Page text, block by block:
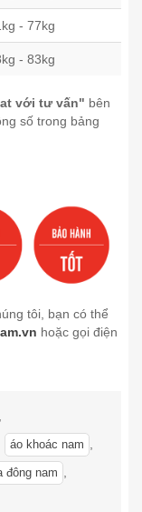
- 77kg
- 83kg
với tư vấn" bên
số trong bảng
tôi, bạn có thể
hoặc gọi điện
áo khoác nam
đông nam